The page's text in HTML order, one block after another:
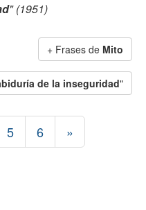
" (1951)
+ Frases de Mito
de la inseguridad"
5 6 »